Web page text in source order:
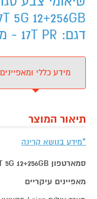
דגם: 17T PR - מידע נוסף
מידע כללי ומאפיינים
תיאור המוצר
*מידע בנושא קרינה
סמארטפון Xiaomi 17T 5G 12+256GB שיאומי צבע
מאפיינים עיקריים